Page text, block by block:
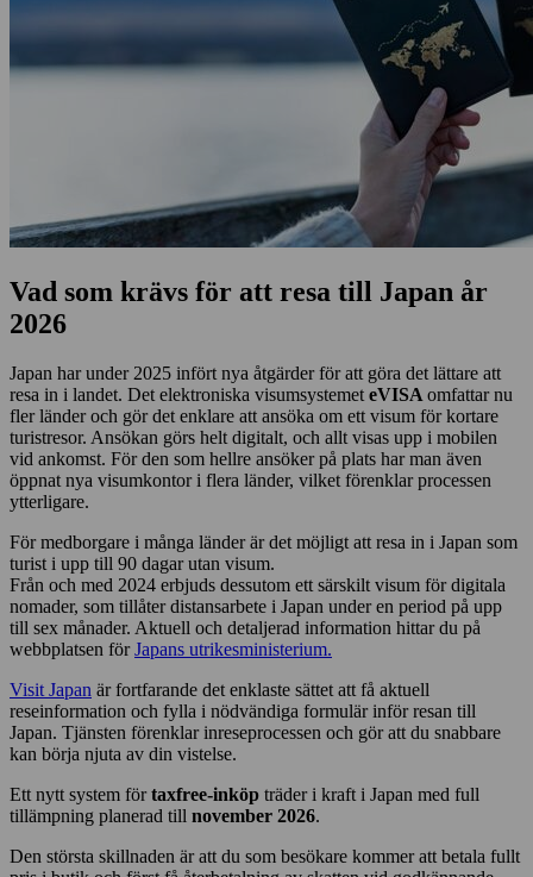
Vad som krävs för att resa till Japan år
2026
Japan har under 2025 infört nya åtgärder för att göra det lättare att
resa in i landet. Det elektroniska visumsystemeteVISAomfattar nu
fler länder och gör det enklare att ansöka om ett visum för kortare
turistresor. Ansökan görs helt digitalt, och allt visas upp i mobilen
vid ankomst. För den som hellre ansöker på plats har man även
öppnat nya visumkontor i flera länder, vilket förenklar processen
ytterligare.
För medborgare i många länder är det möjligt att resa in i Japan som
turist i upp till 90 dagar utan visum.
Från och med 2024 erbjuds dessutom ett särskilt visum för digitala
nomader, som tillåter distansarbete i Japan under en period på upp
till sex månader. Aktuell och detaljerad information hittar du på
webbplatsen förJapans utrikesministerium.
Visit Japan är fortfarande det enklaste sättet att få aktuell
reseinformation och fylla i nödvändiga formulär inför resan till
Japan. Tjänsten förenklar inreseprocessen och gör att du snabbare
kan börja njuta av din vistelse.
Ett nytt system förtaxfree-inköp träder i kraft i Japan med full
tillämpning planerad till november 2026.
Den största skillnaden är att du som besökare kommer att betala fullt